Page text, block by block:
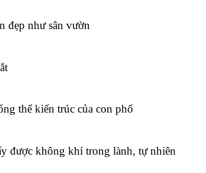
đẹp như sân vườn
thể kiến trúc của con phố
được không khí trong lành, tự nhiên